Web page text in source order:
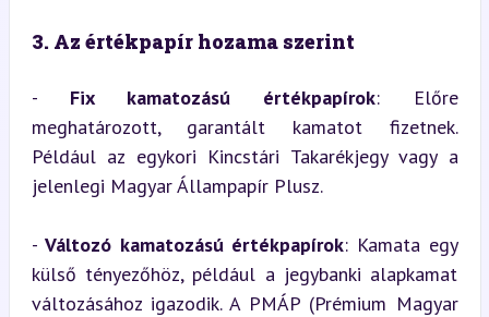
3. Az értékpapír hozama szerint
- Fix kamatozású értékpapírok: Előre
meghatározott, garantált kamatot fizetnek.
Például az egykori Kincstári Takarékjegy vagy a
jelenlegi Magyar Állampapír Plusz.
- Változó kamatozású értékpapírok: Kamata egy
külső tényezőhöz, például a jegybanki alapkamat
változásához igazodik. A PMÁP (Prémium Magyar